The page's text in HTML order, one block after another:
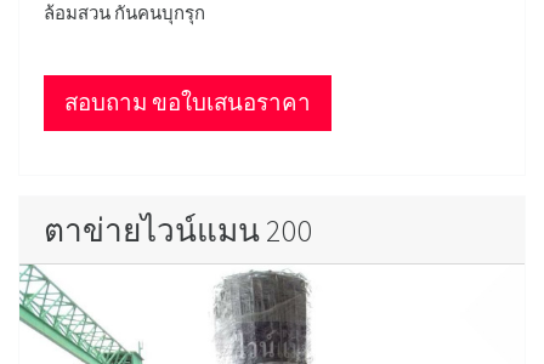
ล้อมสวน กันคนบุกรุก
สอบถาม ขอใบเสนอราคา
ตาข่ายไวน์แมน 200